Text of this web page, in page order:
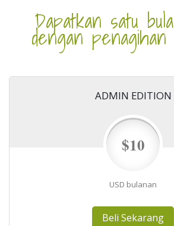
Dapatkan satu
dengan penagihan
ADMIN EDITION
$10
USD bulanan
Beli Sekarang